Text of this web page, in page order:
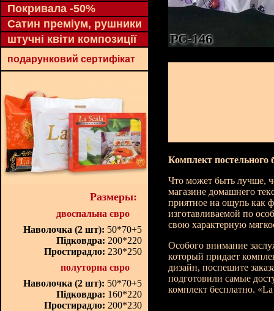
Покривала -50%
Сатин преміум, рушники
штучні квіти композиції
подарунковий сертифікат
Размеры:
двоспальна євро
Наволочка (2 шт): 50*70+5
Підковдра: 200*220
Простирадло: 230*250
полуторна євро
Наволочка (2 шт): 50*70+5
Підковдра: 160*220
Простирадло: 200*230
PC-146
Комплект постельного
Что может быть лучше,
магазине домашнего
приятное на ощупь как
изготавливаемой по
свою характерную
Особого внимание
который придает
дизайн, поспешите
подготовили самые
комплект бесплатно. «La